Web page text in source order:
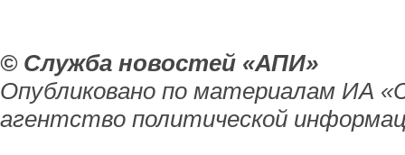
© Служба новостей «АПИ»
Опубликовано по материалам ИА
агентство политической